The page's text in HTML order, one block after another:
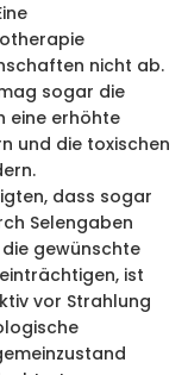
nicht ab.
sogar die
eine erhöhte
und die toxischen
dass sogar
Selengaben
gewünschte
ist
vor Strahlung